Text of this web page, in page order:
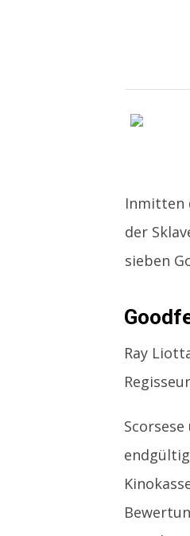
Inmitten
der
sieben
Ray